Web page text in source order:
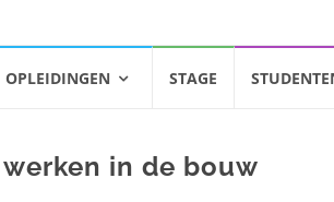
OPLEIDINGEN STAGE
in de bouw